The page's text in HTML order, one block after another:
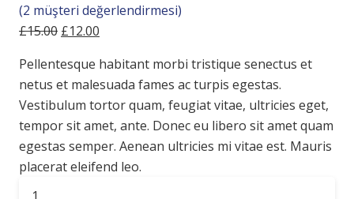
(2 müşteri değerlendirmesi)
£15.00 Orijinal
£15.00.
£12.00
fiyat:
£12.00.
Pellentesque habitant morbi tristique senectus et
netus et malesuada fames ac turpis egestas.
Vestibulum tortor quam, feugiat vitae, ultricies eget,
tempor sit amet, ante. Donec eu libero sit amet quam
egestas semper. Aenean ultricies mi vitae est. Mauris
placerat eleifend leo.